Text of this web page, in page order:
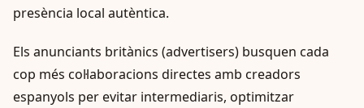
presència local autèntica.
Els anunciants britànics (advertisers) busquen cada
cop més col·laboracions directes amb creadors
espanyols per evitar intermediaris, optimitzar